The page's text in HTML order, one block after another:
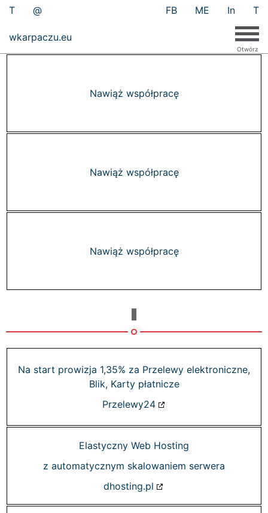
T @ FB ME In T
wkarpaczu.eu
Nawiąż współpracę
Nawiąż współpracę
Nawiąż współpracę
Na start prowizja 1,35% za Przelewy elektroniczne,
Blik, Karty płatnicze
Przelewy24
Elastyczny Web Hosting
z automatycznym skalowaniem serwera
dhosting.pl